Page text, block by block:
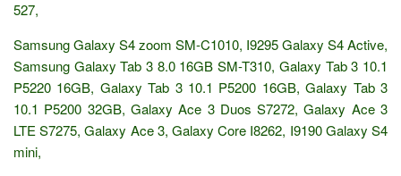
527,
Samsung Galaxy S4 zoom SM-C1010, I9295 Galaxy S4 Active,
Samsung Galaxy Tab 3 8.0 16GB SM-T310, Galaxy Tab 3 10.1
P5220 16GB, Galaxy Tab 3 10.1 P5200 16GB, Galaxy Tab 3
10.1 P5200 32GB, Galaxy Ace 3 Duos S7272, Galaxy Ace 3
LTE S7275, Galaxy Ace 3, Galaxy Core I8262, I9190 Galaxy S4
mini,